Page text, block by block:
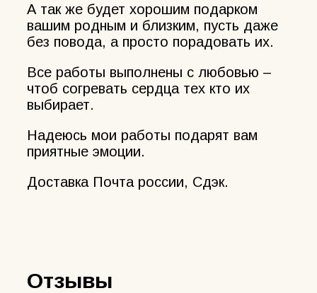
А так же будет хорошим подарком
вашим родным и близким, пусть даже
без повода, а просто порадовать их.
Все работы выполнены с любовью –
чтоб согревать сердца тех кто их
выбирает.
Надеюсь мои работы подарят вам
приятные эмоции.
Доставка Почта россии, Сдэк.
Отзывы